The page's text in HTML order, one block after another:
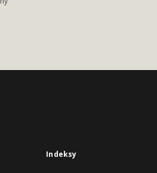
Indeksy